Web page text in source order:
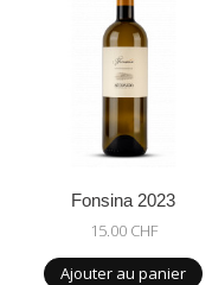
Fonsina 2023
15.00 CHF
Ajouter au panier